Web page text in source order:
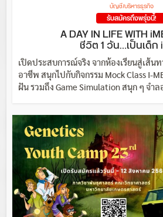
บัญชี/บริหารธุรกิจ
รับสมัครถึงพรุ่งนี้!
A DAY IN LIFE WITH
ชีวิต 1 วัน…เป็นเด็ก
เปิดประสบการณ์จริง จากห้องเรียนสู่เส้น
อาชีพ สนุกไปกับกิจกรรม Mock Class I-
ฝัน รวมถึง Game Simulation สนุก ๆ จำล